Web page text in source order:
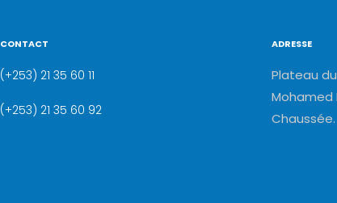
CONTACT
(+253) 21 35 60 11
(+253) 21 35 60 92
ADRESSE
Plateau
Mohamed
Chaussée.